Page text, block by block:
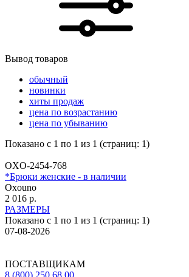
Вывод товаров
обычный
новинки
хиты продаж
цена по возрастанию
цена по убыванию
Показано с 1 по 1 из 1 (страниц: 1)
OXO-2454-768
*Брюки женские - в наличии
Oxouno
2 016 р.
РАЗМЕРЫ
Показано с 1 по 1 из 1 (страниц: 1)
07-08-2026
ПОСТАВЩИКАМ
8 (800) 250 68 00